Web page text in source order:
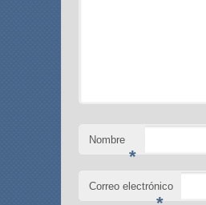
Nombre
*
Correo electrónico